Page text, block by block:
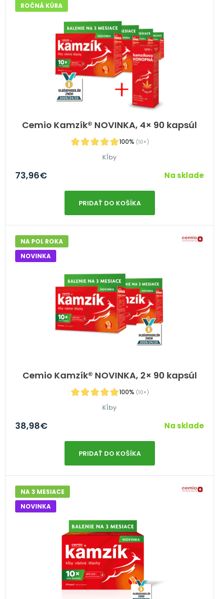
Cemio Kamzík® NOVINKA, 4× 90 kapsúl
100% (10×)
ROČNÁ KÚRA
Kĺby
73,96€ Na sklade
PRIDAŤ DO KOŠÍKA
Cemio Kamzík® NOVINKA, 2× 90 kapsúl
100% (10×)
NA POL ROKA
NOVINKA
Kĺby
38,98€ Na sklade
PRIDAŤ DO KOŠÍKA
NA 3 MESIACE
NOVINKA